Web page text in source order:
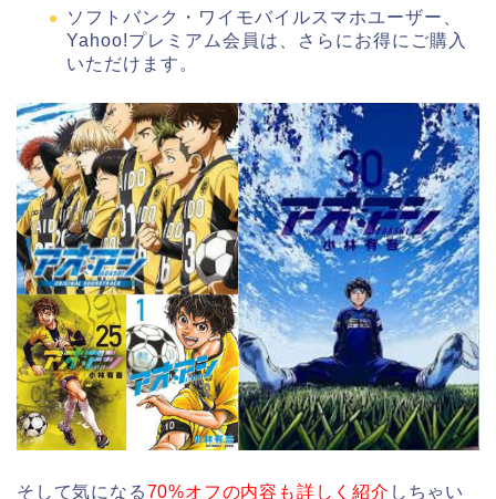
ソフトバンク・ワイモバイルスマホユーザー、
Yahoo!プレミアム会員は、さらにお得にご購入
いただけます。
そして気になる70%オフの内容も詳しく紹介 しちゃい